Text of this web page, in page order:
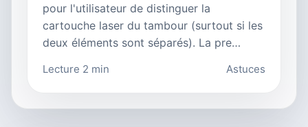
pour l'utilisateur de distinguer la
cartouche laser du tambour (surtout si les
deux éléments sont séparés). La pre…
Lecture 2 min Astuces